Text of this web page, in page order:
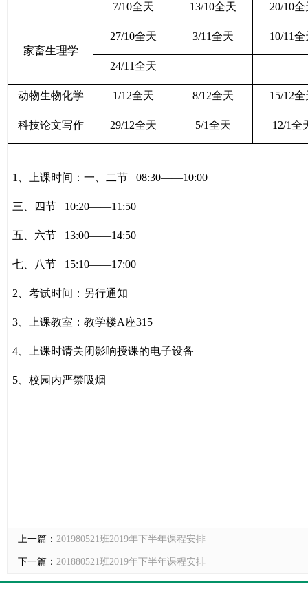
7/10全天 13/10全天 20/10全
家畜生理学
27/10全天 3/11全天 10/11全
24/11全天
动物生物化学 1/12全天 8/12全天 15/12全
科技论文写作 29/12全天 5/1全天 12/1全
1 、上课时间：一、二节 08:30——10:00
三、四节 10:20——11:50
五、六节 13:00——14:50
七、八节 15:10——17:00
2 、考试时间：另行通知
3 、上课教室：教学楼A 座315
4 、上课时请关闭影响授课的电子设备
5 、校园内严禁吸烟
上一篇： 201980521班2019年下半年课程安排
下一篇： 201880521班2019年下半年课程安排